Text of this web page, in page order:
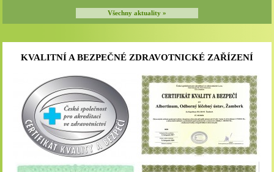
Všechny aktuality »
KVALITNÍ A BEZPEČNÉ ZDRAVOTNICKÉ ZAŘÍZENÍ